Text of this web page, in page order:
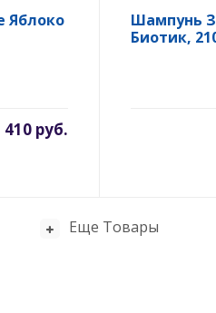
Яблоко
410 руб.
Шампунь
Биотик,
Еще Товары